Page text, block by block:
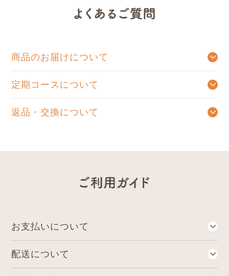
商品のお届けについて
定期コースについて
返品・交換について
お⽀払いについて
配送について